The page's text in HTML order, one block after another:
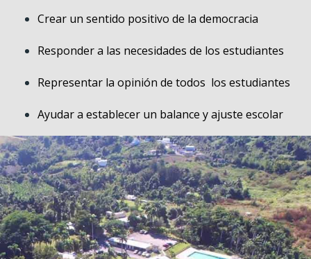
Crear un sentido positivo de la democracia
Responder a las necesidades de los estudiantes
Representar la opinión de todos los estudiantes
Ayudar a establecer un balance y ajuste escolar